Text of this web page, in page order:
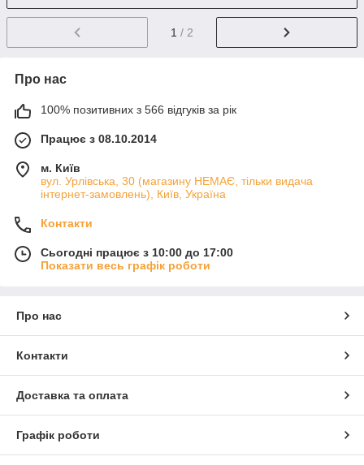
1 / 2
Про нас
100% позитивних з 566 відгуків за рік
Працює з 08.10.2014
м. Київ
вул. Урлівська, 30 (магазину НЕМАЄ, тільки видача
інтернет-замовлень), Київ, Україна
Контакти
Сьогодні працює з 10:00 до 17:00
Показати весь графік роботи
Про нас
Контакти
Доставка та оплата
Графік роботи